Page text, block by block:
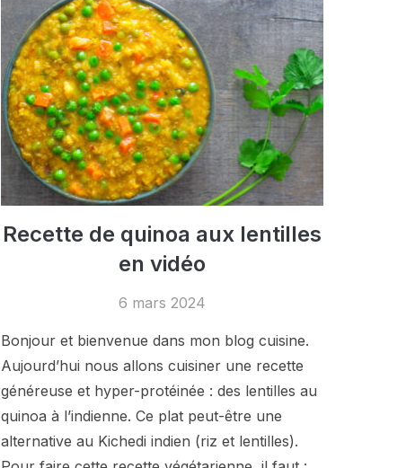
Recette de quinoa aux lentilles
en vidéo
6 mars 2024
Bonjour et bienvenue dans mon blog cuisine.
Aujourd’hui nous allons cuisiner une recette
généreuse et hyper-protéinée : des lentilles au
quinoa à l’indienne. Ce plat peut-être une
alternative au Kichedi indien (riz et lentilles).